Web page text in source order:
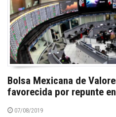
Bolsa Mexicana de
favorecida por repunte
07/08/2019